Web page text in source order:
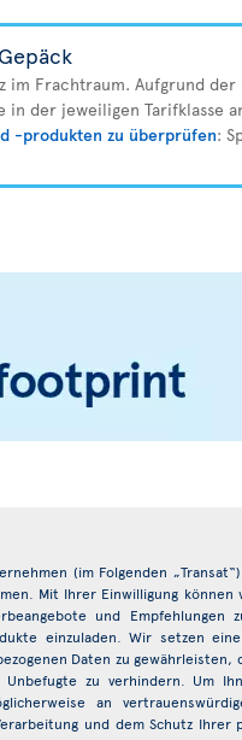
im Frachtraum. Aufgrund
der jeweiligen Tarifklasse
-produkten zu überprüfen:
(im Folgenden
Mit Ihrer Einwilligung
und Empfehlungen
einzuladen. Wir setzen
Daten zu gewährleisten,
zu verhindern. Um
an
und dem Schutz Ihrer